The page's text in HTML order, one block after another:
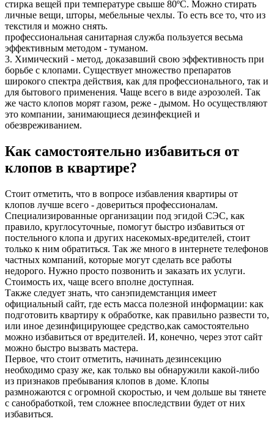
стирка вещей при температуре свыше 80ºС. Можно стирать
личные вещи, шторы, мебельные чехлы. То есть все то, что из
текстиля и можно снять.
профессиональная санитарная служба пользуется весьма
эффективным методом - туманом.
3. Химический - метод, доказавший свою эффективность при
борьбе с клопами. Существует множество препаратов
широкого спектра действия, как для профессионального, так и
для бытового применения. Чаще всего в виде аэрозолей. Так
же часто клопов морят газом, реже - дымом. Но осуществляют
это компании, занимающиеся дезинфекцией и
обезвреживанием.
Как самостоятельно избавиться от
клопов в квартире?
Стоит отметить, что в вопросе избавления квартиры от
клопов лучше всего - довериться профессионалам.
Специализированные организации под эгидой СЭС, как
правило, круглосуточные, помогут быстро избавиться от
постельного клопа и других насекомых-вредителей, стоит
только к ним обратиться. Так же много в интернете телефонов
частных компаний, которые могут сделать все работы
недорого. Нужно просто позвонить и заказать их услуги.
Стоимость их, чаще всего вполне доступная.
Также следует знать, что санэпидемстанция имеет
официальный сайт, где есть масса полезной информации: как
подготовить квартиру к обработке, как правильно развести то,
или иное дезинфицирующее средство,как самостоятельно
можно избавиться от вредителей. И, конечно, через этот сайт
можно быстро вызвать мастера.
Первое, что стоит отметить, начинать дезинсекцию
необходимо сразу же, как только вы обнаружили какой-либо
из признаков пребывания клопов в доме. Клопы
размножаются с огромной скоростью, и чем дольше вы тянете
с санобработкой, тем сложнее впоследствии будет от них
избавиться.